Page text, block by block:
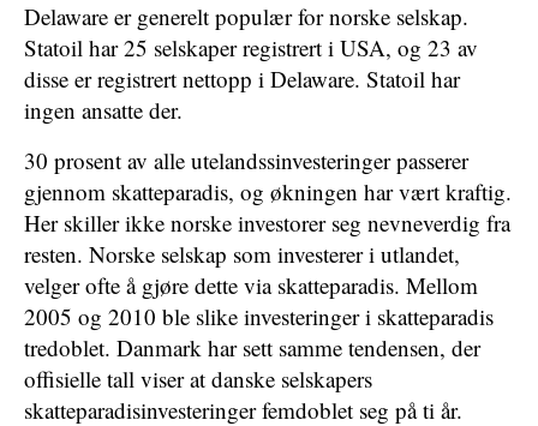
Delaware er generelt populær for norske selskap.
Statoil har 25 selskaper registrert i USA, og 23 av
disse er registrert nettopp i Delaware. Statoil har
ingen ansatte der.
30 prosent av alle utelandssinvesteringer passerer
gjennom skatteparadis, og økningen har vært kraftig.
Her skiller ikke norske investorer seg nevneverdig fra
resten. Norske selskap som investerer i utlandet,
velger ofte å gjøre dette via skatteparadis. Mellom
2005 og 2010 ble slike investeringer i skatteparadis
tredoblet. Danmark har sett samme tendensen, der
offisielle tall viser at danske selskapers
skatteparadisinvesteringer femdoblet seg på ti år.